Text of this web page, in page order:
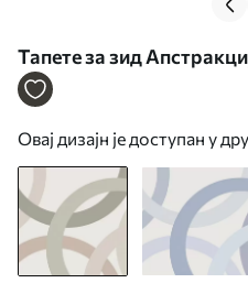
Тапете за зид
w05709
Овај дизајн је доступан у